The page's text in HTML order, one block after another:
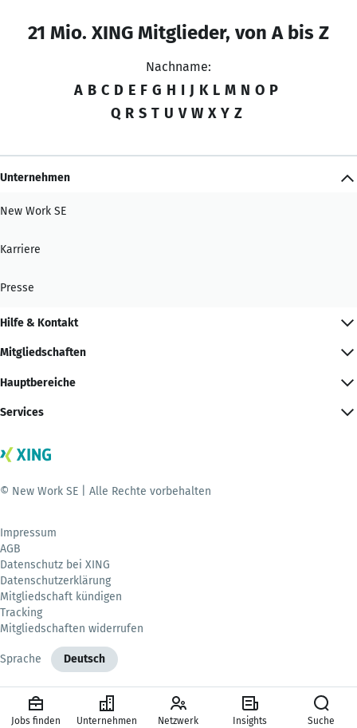
21 Mio. XING Mitglieder, von A bis Z
Nachname:
A B C D E F G H I J K L M N O P
Q R S T U V W X Y Z
Unternehmen
New Work SE
Karriere
Presse
Hilfe & Kontakt
Mitgliedschaften
Hauptbereiche
Services
© New Work SE | Alle Rechte vorbehalten
Impressum
AGB
Datenschutz bei XING
Datenschutzerklärung
Mitgliedschaft kündigen
Tracking
Mitgliedschaften widerrufen
Sprache Deutsch
Jobs finden Unternehmen Netzwerk Insights Suche